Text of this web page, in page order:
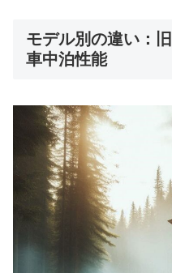
モデル別の違い：
車中泊性能